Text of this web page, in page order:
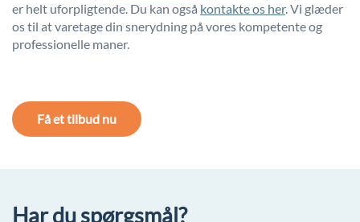
er helt uforpligtende. Du kan også kontakte os her. Vi glæder
os til at varetage din snerydning på vores kompetente og
professionelle maner.
Få et tilbud nu
Har du spørgsmål?